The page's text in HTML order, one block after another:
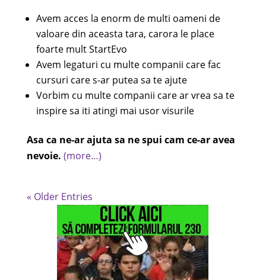
Avem acces la enorm de multi oameni de
valoare din aceasta tara, carora le place
foarte mult StartEvo
Avem legaturi cu multe companii care fac
cursuri care s-ar putea sa te ajute
Vorbim cu multe companii care ar vrea sa te
inspire sa iti atingi mai usor visurile
Asa ca ne-ar ajuta sa ne spui cam ce-ar avea
nevoie. (more…)
« Older Entries